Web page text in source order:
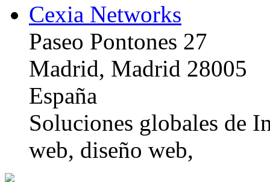
Cexia Networks
Paseo Pontones 27
Madrid, Madrid 28005
España
Soluciones globales de
web, diseño web,